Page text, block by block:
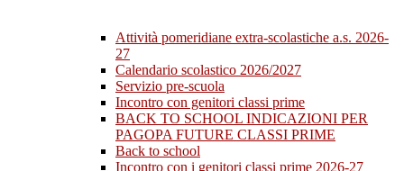
Attività pomeridiane extra-scolastiche a.s. 2026-
27
Calendario scolastico 2026/2027
Servizio pre-scuola
Incontro con genitori classi prime
BACK TO SCHOOL INDICAZIONI PER
PAGOPA FUTURE CLASSI PRIME
Back to school
Incontro con i genitori classi prime 2026-27